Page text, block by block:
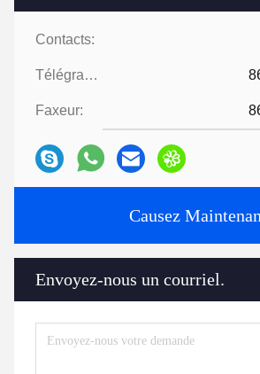
Contacts:
Télégramme:
Faxeur:
Causez
Envoyez-nous un courriel.